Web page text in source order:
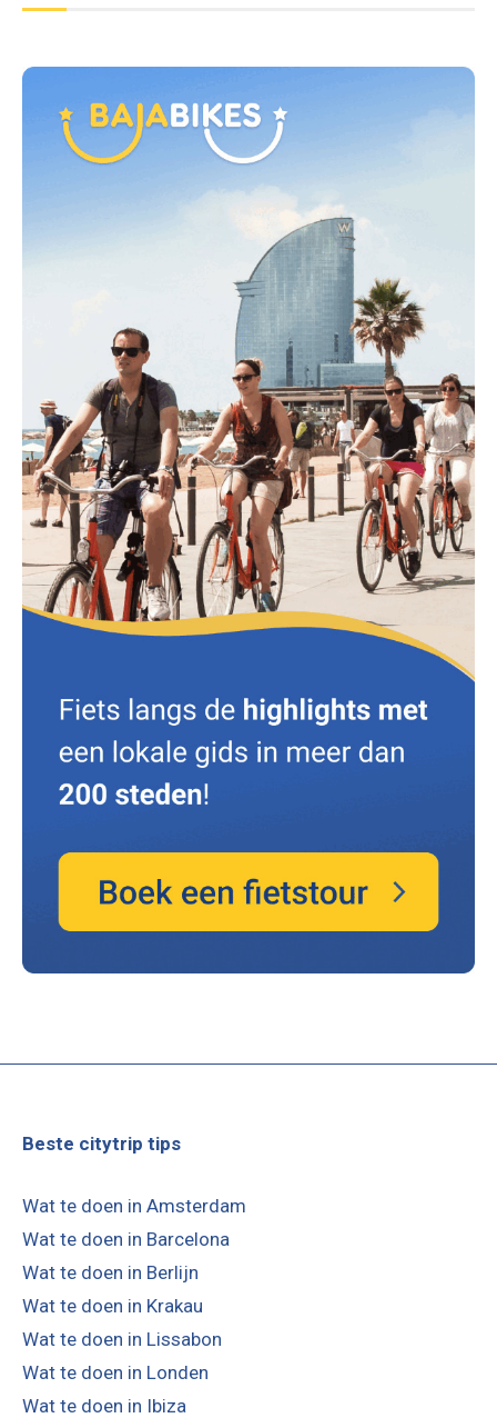
Beste citytrip tips
Wat te doen in Amsterdam
Wat te doen in Barcelona
Wat te doen in Berlijn
Wat te doen in Krakau
Wat te doen in Lissabon
Wat te doen in Londen
Wat te doen in Ibiza